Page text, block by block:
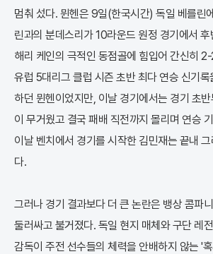
멈춰 섰다. 뮌헨은 9일(한국시간) 독일 베를린
린과의 분데스리가 10라운드 원정 경기에서
해리 케인의 극적인 동점골에 힘입어 간신히
유럽 5대리그 클럽 시즌 초반 최다 연승 신기
하던 뮌헨이었지만, 이날 경기에서는 경기 초
이 무거웠고 결국 패배 직전까지 몰리며 연승
이날 벤치에서 경기를 시작한 김민재는 끝내
다.
그러나 경기 결과보다 더 큰 논란은 뱅상 콤파
둘러싸고 불거졌다. 독일 현지 매체와 구단 레
감독이 주전 선수들의 체력을 안배하지 않는 '